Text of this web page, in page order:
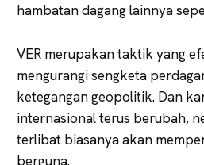
hambatan dagang lainnya
VER merupakan taktik yang
mengurangi sengketa
ketegangan geopolitik. Dan
internasional terus berubah,
terlibat biasanya akan
berguna.